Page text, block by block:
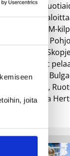
joita
Suomen 16-
maajoukkue
divisioonan EM-
torstaina 6.8.
Makedonian
Sudenpennut
alkulohkossa
Luxemburgin,
sekä Bosnia ja